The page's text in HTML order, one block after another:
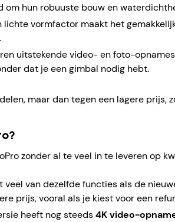
om hun robuuste bouw en
lichte vormfactor maakt het
uitstekende video- en foto-
dat je een gimbal nodig hebt.
maar dan tegen een lagere
zonder al te veel in te leveren op
veel van dezelfde functies als de
prijs, vooral als je kiest voor een
heeft nog steeds4K video-